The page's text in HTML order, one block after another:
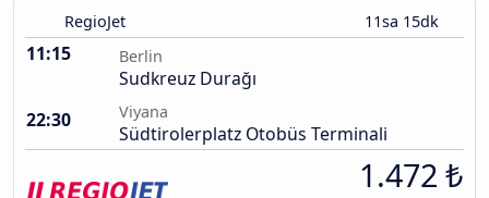
RegioJet 11sa 15dk
11:15 Berlin
Sudkreuz Durağı
22:30
Viyana
Südtirolerplatz Otobüs Terminali
1.472 ₺